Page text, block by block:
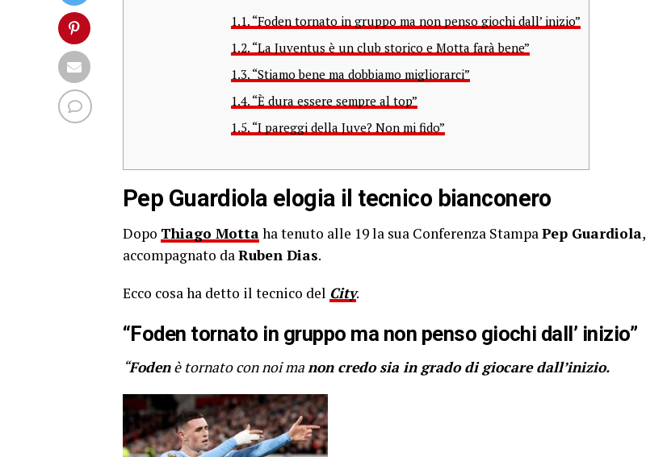
1.1.“Foden tornato in gruppo ma non penso giochi dall’ inizio”
1.2.“La Juventus è un club storico e Motta farà bene”
1.3.“Stiamo bene ma dobbiamo migliorarci”
1.4.“È dura essere sempre al top”
1.5.“I pareggi della Juve? Non mi fido”
Pep Guardiola elogia il tecnico bianconero
Dopo Thiago Mottaha tenuto alle 19 la sua Conferenza StampaPep Guardiola,
accompagnato daRuben Dias.
Ecco cosa ha detto il tecnico del City.
“Foden tornato in gruppo ma non penso giochi dall’ inizio”
“Fodenè tornato con noi manon credo sia in grado di giocare dall’inizio.